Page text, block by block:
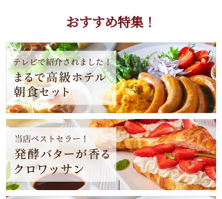
おすすめ特集！